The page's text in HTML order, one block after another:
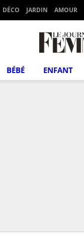
DÉCO JARDIN AMOUR
BÉBÉ ENFANT